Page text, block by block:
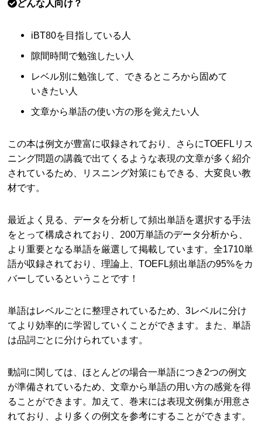
どんな人向け？
iBT80を目指している人
隙間時間で勉強したい人
レベル別に勉強して、できるところから固めて
いきたい人
文章から単語の使い方の形を覚えたい人
この本は例文が豊富に収録されており、さらにTOEFLリス
ニング問題の講義で出てくるような表現の文章が多く紹介
されているため、リスニング対策にもできる、大変良い教
材です。
最近よく見る、データを分析して頻出単語を選択する手法
をとって構成されており、200万単語のデータ分析から、
より重要となる単語を厳選して掲載しています。全1710単
語が収録されており、理論上、TOEFL頻出単語の95%をカ
バーしているということです！
単語はレベルごとに整理されているため、3レベルに分け
てより効率的に学習していくことができます。また、単語
は品詞ごとに分けられています。
動詞に関しては、ほとんどの場合一単語につき2つの例文
が準備されているため、文章から単語の用い方の感覚を得
ることができます。加えて、巻末には表現文例集が用意さ
れており、より多くの例文を参考にすることができます。